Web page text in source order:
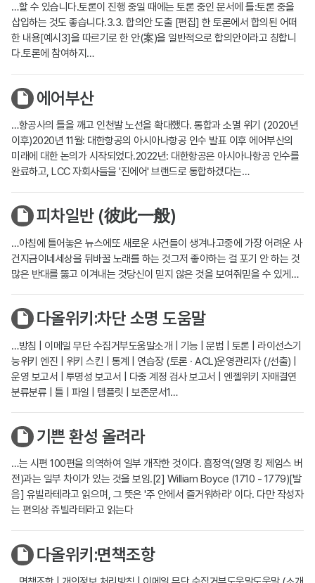
…할 수 있습니다.토론이 진행 중일 때에는 토론 중인 문서에 틀:토론 중을
삽입하는 것도 좋습니다.3.3. 합의안 도출 [편집] 한 토론에서 합의된 어떠
한 내용[예시3]을 따르기로 한 안(案)을 일반적으로 합의안이라고 칭합니
다.토론에 참여하지…
에어부산
…항공사의 틀을 깨고 인천발 노선을 확대했다. 통합과 소멸 위기 (2020년
이후)2020년 11월: 대한항공의 아시아나항공 인수 발표 이후 에어부산의
미래에 대한 논의가 시작되었다.2022년: 대한항공은 아시아나항공 인수를
완료하고, LCC 자회사들을 '진에어' 브랜드로 통합하겠다는…
피차일반 (彼此一般)
…아침에 틀어놓은 뉴스에또 새로운 사건들이 생겨나고중에 가장 어려운 사
건지금이네세상을 뒤바꿀 노래를 하는 것그저 좋아하는 걸 포기 안 하는 것
많은 반대를 뚫고 이겨내는 것당신이 믿지 않은 것을 보여줘믿을 수 있게…
다올위키:차단 소명 도움말
…방침 | 이메일 무단 수집거부도움말소개 | 기능 | 문법 | 토론 | 라이선스기
능위키 엔진 | 위키 스킨 | 통계 | 연습장 (토론 · ACL)운영관리자 (/선출) |
운영 보고서 | 투명성 보고서 | 다중 계정 검사 보고서 | 엔젤위키 자매결연
분류분류 | 틀 | 파일 | 템플릿 | 보존문서1…
기쁜 환성 올려라
…는 시편 100편을 의역하여 일부 개작한 것이다. 흠정역(일명 킹 제임스 버
전)과는 일부 차이가 있는 것을 보임.[2] William Boyce (1710 - 1779)[발
음] 유빌라테라고 읽으며, 그 뜻은 '주 안에서 즐거워하라' 이다. 다만 작성자
는 편의상 쥬빌라테라고 읽는다
다올위키:면책조항